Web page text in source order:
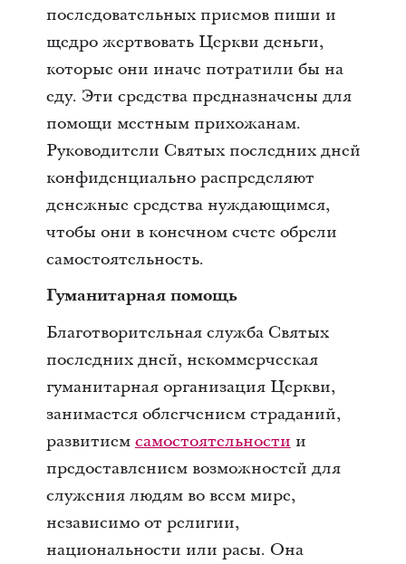
последовательных приемов пиши и
щедро жертвовать Церкви деньги,
которые они иначе потратили бы на
еду. Эти средства предназначены для
помощи местным прихожанам.
Руководители Святых последних дней
конфиденциально распределяют
денежные средства нуждающимся,
чтобы они в конечном счете обрели
самостоятельность.
Гуманитарная помощь
Благотворительная служба Святых
последних дней, некоммерческая
гуманитарная организация Церкви,
занимается облегчением страданий,
развитием самостоятельности и
предоставлением возможностей для
служения людям во всем мире,
независимо от религии,
национальности или расы. Она